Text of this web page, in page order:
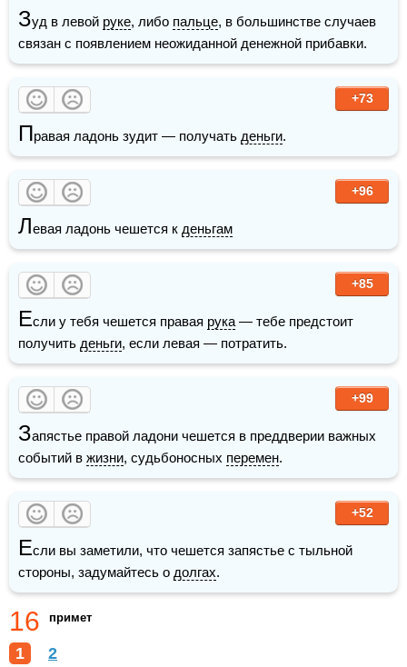
Зуд в левой руке, либо пальце, в большинстве случаев
связан с появлением неожиданной денежной прибавки.
+73
Правая ладонь зудит — получать деньги.
+96
Левая ладонь чешется к деньгам
+85
Если у тебя чешется правая рука — тебе предстоит
получить деньги, если левая — потратить.
+99
Запястье правой ладони чешется в преддверии важных
событий в жизни, судьбоносных перемен.
+52
Если вы заметили, что чешется запястье с тыльной
стороны, задумайтесь о долгах.
16 примет
1 2